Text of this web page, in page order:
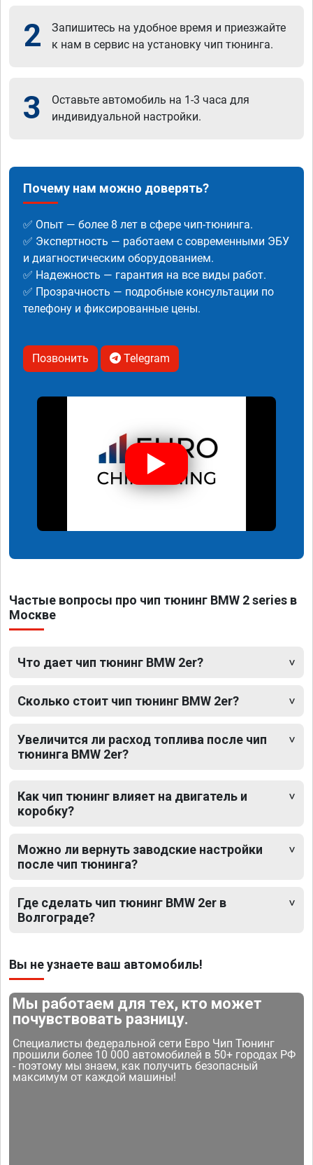
2
Запишитесь на удобное время и приезжайте
к нам в сервис на установку чип тюнинга.
3
Оставьте автомобиль на 1-3 часа для
индивидуальной настройки.
Почему нам можно доверять?
✅ Опыт — более 8 лет в сфере чип-тюнинга.
✅ Экспертность — работаем с современными ЭБУ
и диагностическим оборудованием.
✅ Надежность — гарантия на все виды работ.
✅ Прозрачность — подробные консультации по
телефону и фиксированные цены.
Позвонить Telegram
Частые вопросы про чип тюнинг BMW 2 series в
Москве
Что дает чип тюнинг BMW 2er?
Сколько стоит чип тюнинг BMW 2er?
Увеличится ли расход топлива после чип
тюнинга BMW 2er?
Как чип тюнинг влияет на двигатель и
коробку?
Можно ли вернуть заводские настройки
после чип тюнинга?
Где сделать чип тюнинг BMW 2er в
Волгограде?
Вы не узнаете ваш автомобиль!
Мы работаем для тех, кто может
почувствовать разницу.
Специалисты федеральной сети Евро Чип Тюнинг
прошили более 10 000 автомобилей в 50+ городах РФ
- поэтому мы знаем, как получить безопасный
максимум от каждой машины!